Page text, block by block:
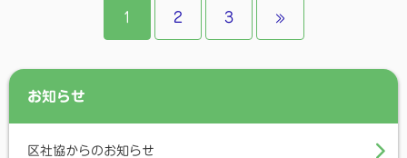
1 2 3 »
お知らせ
区社協からのお知らせ